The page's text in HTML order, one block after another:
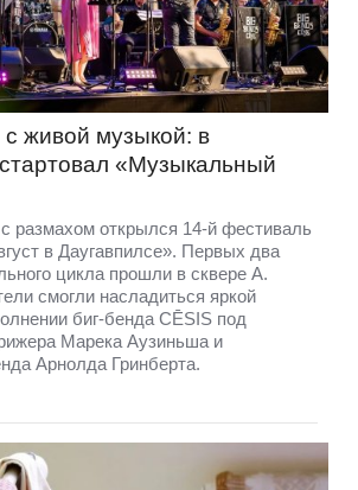
с живой музыкой: в
«Музыкальный
с размахом открылся 14-й фестиваль
в Даугавпилсе». Первых два
цикла прошли в сквере А.
смогли насладиться яркой
биг-бенда CĒSIS под
Марека Аузиньша и
Арнолда Гринберта.